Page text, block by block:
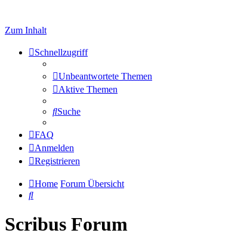
Zum Inhalt
Schnellzugriff
Unbeantwortete Themen
Aktive Themen
Suche
FAQ
Anmelden
Registrieren
Home Forum Übersicht
Suche
Scribus Forum